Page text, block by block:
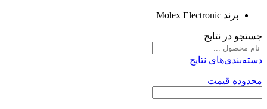
برند Molex Electronic
جستجو در نتایج
دسته‌بندی‌های نتایج
محدوده قیمت